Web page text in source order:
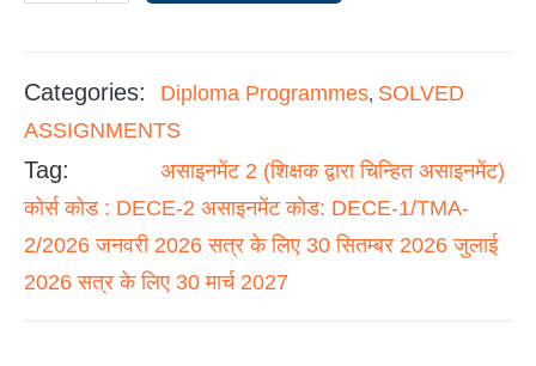
Categories: Diploma Programmes, SOLVED
ASSIGNMENTS
Tag:
असाइनमेंट 2 (शिक्षक द्वारा चिन्हित असाइनमेंट)
कोर्स कोड : DECE-2 असाइनमेंट कोड: DECE-1/TMA-
2/2026 जनवरी 2026 सत्र के लिए 30 सितम्बर 2026 जुलाई
2026 सत्र के लिए 30 मार्च 2027